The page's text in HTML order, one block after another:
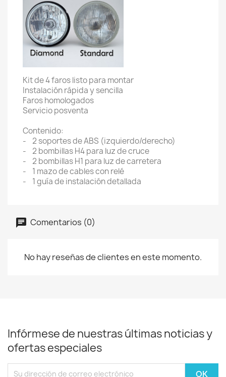
Kit de 4 faros listo para montar
Instalación rápida y sencilla
Faros homologados
Servicio posventa
Contenido:
- 2 soportes de ABS (izquierdo/derecho)
- 2 bombillas H4 para luz de cruce
- 2 bombillas H1 para luz de carretera
- 1 mazo de cables con relé
- 1 guía de instalación detallada
Comentarios (0)
No hay reseñas de clientes en este momento.
Infórmese de nuestras últimas noticias y
ofertas especiales